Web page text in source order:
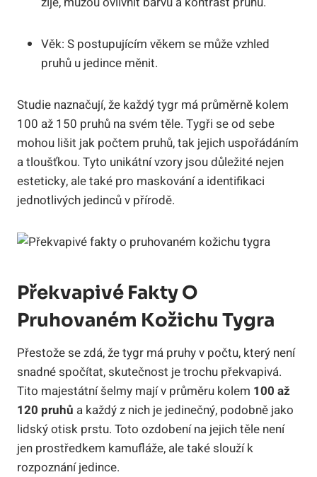
Věk: S postupujícím věkem se může vzhled
pruhů u jedince měnit.
Studie naznačují, že každý tygr má průměrně kolem
100 až 150 pruhů na svém těle. Tygři se od sebe
mohou lišit jak počtem pruhů, tak jejich uspořádáním
a tloušťkou. Tyto unikátní vzory jsou důležité nejen
esteticky, ale také pro maskování a identifikaci
jednotlivých jedinců v přírodě.
Překvapivé Fakty O
Pruhovaném Kožichu Tygra
Přestože se zdá, že tygr má pruhy v počtu, který není
snadné spočítat, skutečnost je trochu překvapivá.
Tito majestátní šelmy mají v průměru kolem 100 až
120 pruhů a každý z nich je jedinečný, podobně jako
lidský otisk prstu. Toto ozdobení na jejich těle není
jen prostředkem kamufláže, ale také slouží k
rozpoznání jedince.